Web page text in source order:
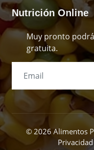
Nutrición Online
Muy pronto
gratuita.
© 2026 Alimentos
Privacidad